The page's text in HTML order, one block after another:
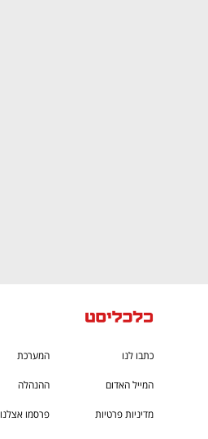
כתבו לנו המערכת
המייל האדום ההנהלה
מדיניות פרטיות פרסמו אצלנו